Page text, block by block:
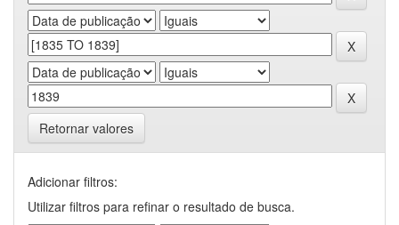
Retornar valores
Adicionar filtros:
Utilizar filtros para refinar o resultado de busca.